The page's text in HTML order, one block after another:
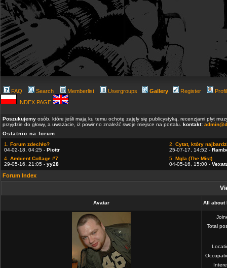
FAQ Search Memberlist Usergroups Gallery Register
INDEX PAGE
Poszukujemy osób, które jeśli mają ku temu ochotę zajęły się publicystyką, recenzjami płyt
przyjdzie do głowy, a uważacie, iż powinno znaleźć swoje miejsce na portalu. kontakt:
Ostatnio na forum
1. Forum zdechło?
04-02-18, 04:25 - Piottr
2. Cytat, który
25-07-17, 14:52 -
4. Ambient Collage #7
29-05-16, 21:05 - yy28
5. Mgla (The Mist)
04-05-16, 15:00 -
Forum Index
Avatar All about
Total